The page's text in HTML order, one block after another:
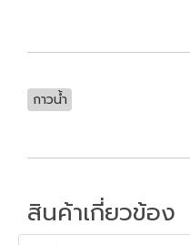
กาวน้ำ
สินค้าเกี่ยวข้อง